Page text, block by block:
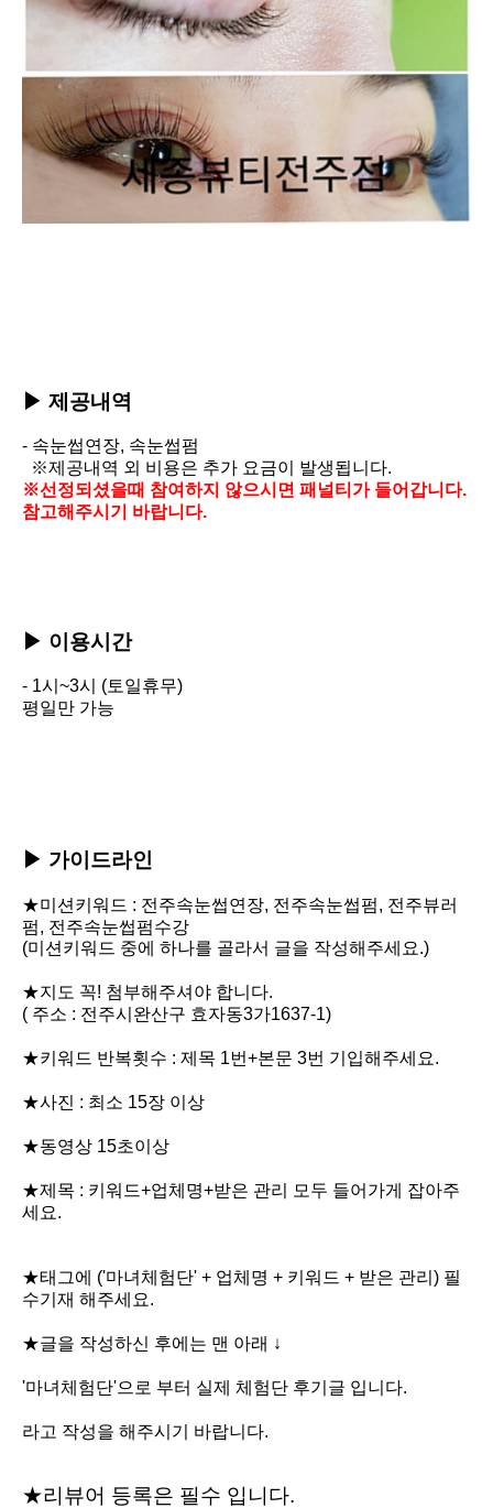
▶ 제공내역
- 속눈썹연장, 속눈썹펌
※제공내역 외 비용은 추가 요금이 발생됩니다.
※선정되셨을때 참여하지 않으시면 패널티가 들어갑니다.
참고해주시기 바랍니다.
▶ 이용시간
- 1시~3시 (토일휴무)
평일만 가능
▶ 가이드라인
★미션키워드 : 전주속눈썹연장, 전주속눈썹펌, 전주뷰러
펌, 전주속눈썹펌수강
(미션키워드 중에 하나를 골라서 글을 작성해주세요.)
★지도 꼭! 첨부해주셔야 합니다.
( 주소 : 전주시완산구 효자동3가1637-1)
★키워드 반복횟수 : 제목 1번+본문 3번 기입해주세요.
★사진 : 최소 15장 이상
★동영상 15초이상
★제목 : 키워드+업체명+받은 관리 모두 들어가게 잡아주
세요.
★태그에 ('마녀체험단' + 업체명 + 키워드 + 받은 관리 ) 필
수기재 해 주세요.
★글을 작성하신 후에는 맨 아래 ↓
'마녀체험단'으로 부터 실제 체험단 후기글 입니다.
라고 작성을 해주시기 바랍니다.
★리뷰어 등록은 필수 입니다.